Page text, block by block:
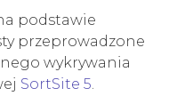
podstawie
przeprowadzone
wykrywania
SortSite 5.